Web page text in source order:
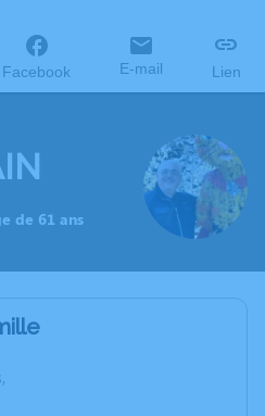
Facebook E-mail Lien
de 61 ans